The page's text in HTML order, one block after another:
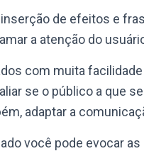
de efeitos e
a atenção do
com muita
se o público a que
adaptar a
você pode evocar